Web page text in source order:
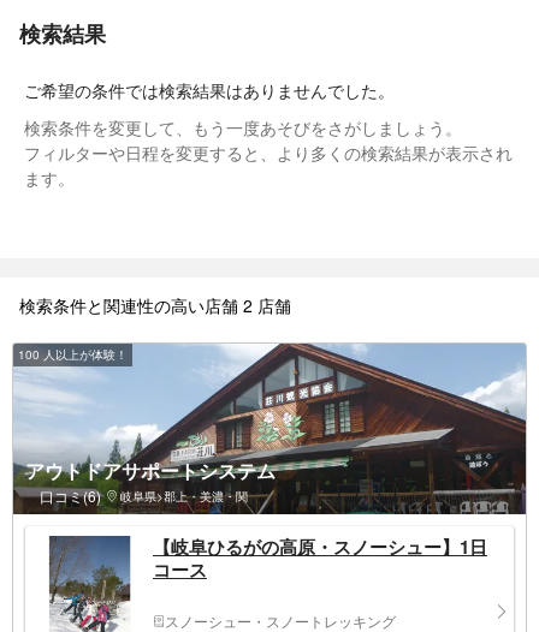
検索結果
ご希望の条件では検索結果はありませんでした。
検索条件を変更して、もう一度あそびをさがしましょう。
フィルターや日程を変更すると、より多くの検索結果が表示され
ます。
検索条件と関連性の高い店舗 2 店舗
100 人以上が体験！
アウトドアサポートシステム
口コミ(6) 岐阜県>郡上・美濃・関
【岐阜ひるがの高原・スノーシュー】1日
コース
スノーシュー・スノートレッキング